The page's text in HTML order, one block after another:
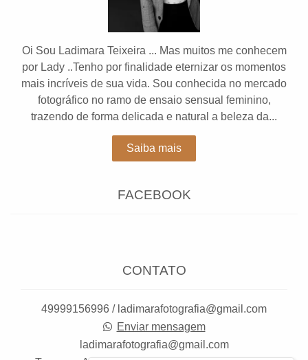
Oi Sou Ladimara Teixeira ... Mas muitos me conhecem
por Lady ..Tenho por finalidade eternizar os momentos
mais incríveis de sua vida. Sou conhecida no mercado
fotográfico no ramo de ensaio sensual feminino,
trazendo de forma delicada e natural a beleza da...
Saiba mais
FACEBOOK
CONTATO
49999156996 / ladimarafotografia@gmail.com
Enviar mensagem
ladimarafotografia@gmail.com